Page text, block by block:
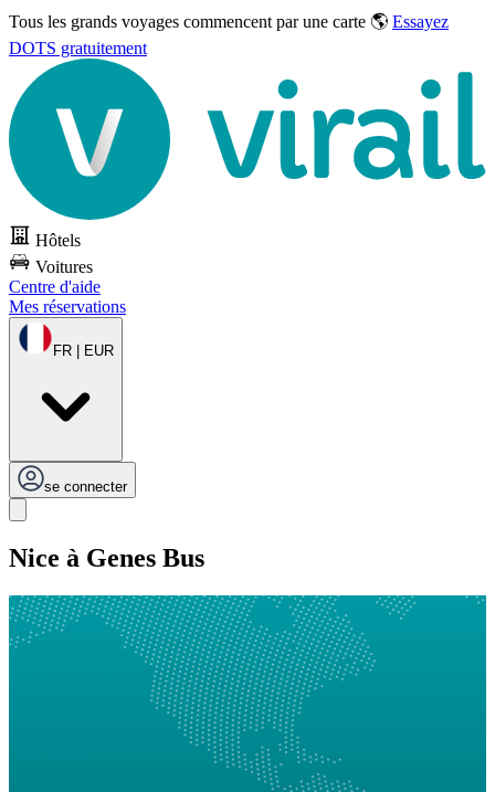
Tous les grands voyages commencent par une carte 🌎 Essayez
DOTS gratuitement
Hôtels
Voitures
Centre d'aide
Mes réservations
FR | EUR
se connecter
Nice à Genes Bus